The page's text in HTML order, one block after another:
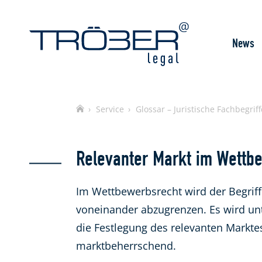
News
HomeService Glossar – Juristische
Relevanter Markt im
Im Wettbewerbsrecht wird der Begriff
voneinander abzugrenzen. Es wird
die Festlegung des relevanten
marktbeherrschend.